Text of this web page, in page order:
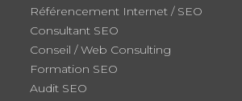
Référencement Internet / SEO
Consultant SEO
Conseil / Web Consulting
Formation SEO
Audit SEO